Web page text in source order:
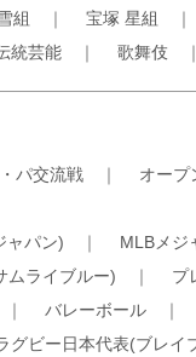
組 ｜ 宝塚 星組
統芸能 ｜ 歌舞伎
パ交流戦 ｜ オープ
ャパン) ｜ MLBメジ
ムライブルー) ｜ プ
｜ バレーボール ｜
グビー日本代表(ブレイ